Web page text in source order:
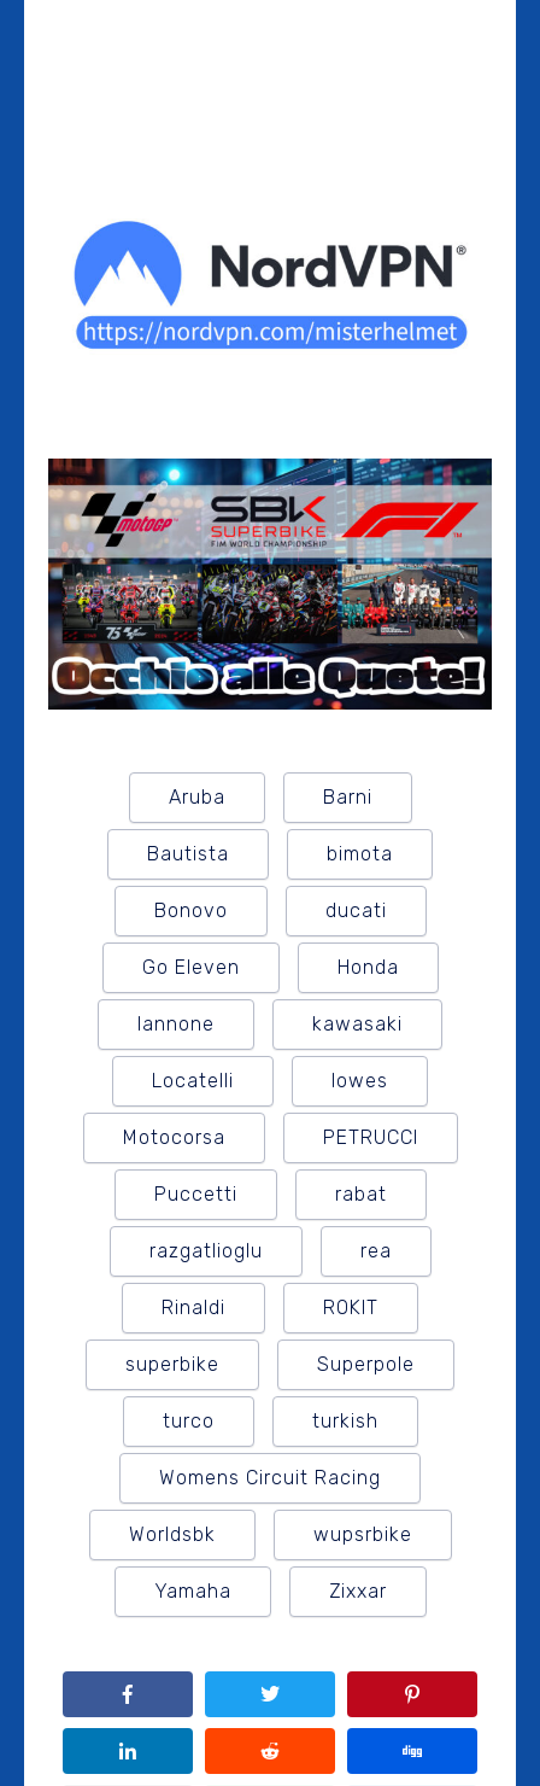
Aruba Barni
Bautista bimota
Bonovo ducati
Go Eleven Honda
Iannone kawasaki
Locatelli lowes
Motocorsa PETRUCCI
Puccetti rabat
razgatlioglu rea
Rinaldi ROKIT
superbike Superpole
turco turkish
Womens Circuit Racing
Worldsbk wupsrbike
Yamaha Zixxar